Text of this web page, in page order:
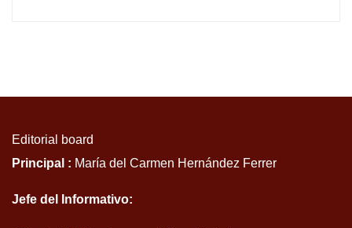
Editorial board
Principal : María del Carmen Hernández Ferrer
Jefe del Informativo: